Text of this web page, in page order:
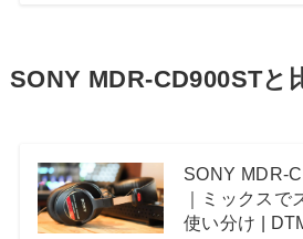
SONY MDR-CD900STと
SONY MDR-
｜ミックス
使い分け |